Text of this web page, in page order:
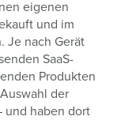
eigenen
und im
Je nach Gerät
SaaS-
Produkten
der
und haben dort